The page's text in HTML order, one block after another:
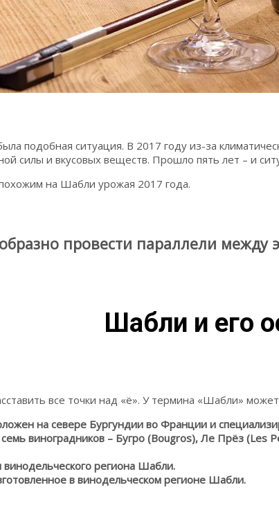
подобная ситуация. В 2017 году из-за
силы и вкусовых веществ. Прошло пять лет – и
на Шабли урожая 2017 года.
провести параллели между
Шабли и его
все точки над «ё». У термина «Шабли»
на севере Бургундии во Франции и
виноградников – Бугро (Bougros), Ле Прёз (Les
региона Шабли.
в винодельческом регионе Шабли.